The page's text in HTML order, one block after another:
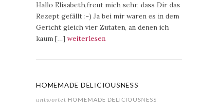
Hallo Elisabeth,freut mich sehr, dass Dir das
Rezept gefällt :-) Ja bei mir waren es in dem
Gericht gleich vier Zutaten, an denen ich
kaum […] weiterlesen
HOMEMADE DELICIOUSNESS
antwortet HOMEMADE DELICIOUSNESS